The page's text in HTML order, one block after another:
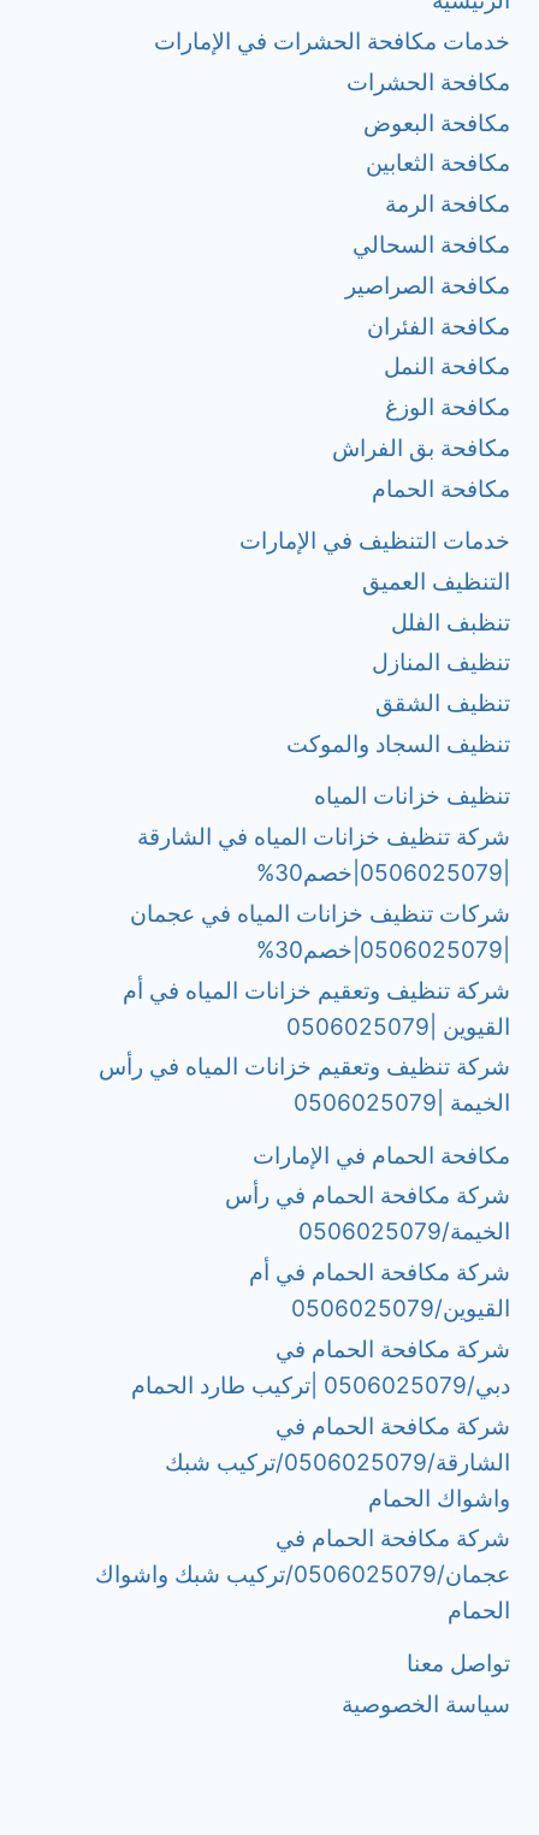
خدمات مكافحة الحشرات في الإمارات
مكافحة الحشرات
مكافحة البعوض
مكافحة الثعابين
مكافحة الرمة
مكافحة السحالي
مكافحة الصراصير
مكافحة الفئران
مكافحة النمل
مكافحة الوزغ
مكافحة بق الفراش
مكافحة الحمام
خدمات التنظيف في الإمارات
التنظيف العميق
تنظبف الفلل
تنظيف المنازل
تنظيف الشقق
تنظيف السجاد والموكت
تنظيف خزانات المياه
شركة تنظيف خزانات المياه في الشارقة
شركات تنظيف خزانات المياه في عجمان
شركة تنظيف وتعقيم خزانات المياه في أم
القيوين |0506025079
شركة تنظيف وتعقيم خزانات المياه في رأس
الخيمة |0506025079
مكافحة الحمام في الإمارات
شركة مكافحة الحمام في رأس
الخيمة/0506025079
شركة مكافحة الحمام في أم
القيوين/0506025079
شركة مكافحة الحمام في
دبي/0506025079 |تركيب طارد الحمام
شركة مكافحة الحمام في
الشارقة/0506025079/تركيب شبك
واشواك الحمام
شركة مكافحة الحمام في
عجمان/0506025079/تركيب شبك واشواك
الحمام
تواصل معنا
سياسة الخصوصية